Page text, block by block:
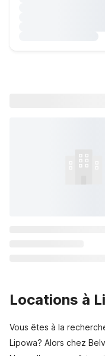
Locations à
Vous êtes à la
Lipowa? Alors chez